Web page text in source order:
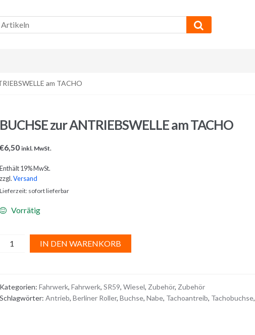
am TACHO
BUCHSE zur ANTRIEBSWELLE am TACHO
€6,50 inkl. MwSt.
Enthält 19% MwSt.
zzgl.Versand
Lieferzeit: sofort lieferbar
Vorrätig
BUCHSE
TACHO
Menge
IN DEN WARENKORB
r
n
Kategorien: Fahrwerk, Fahrwerk, SR59, Wiesel, Zubehör, Zubehör
Schlagwörter: Antrieb, Berliner Roller, Buchse, Nabe, Tachoantreib, Tachobuchse,